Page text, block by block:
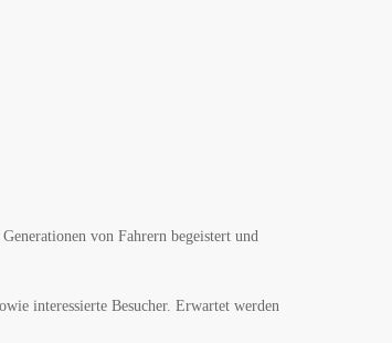
von Fahrern begeistert und
interessierte Besucher. Erwartet werden